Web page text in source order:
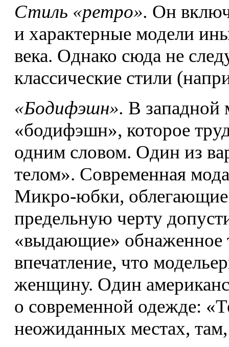
Стиль «ретро». Он
и характерные модели
века. Однако сюда не
классические стили
«Бодифэшн». В западной
«бодифэшн», которое
одним словом. Один из
телом». Современная
Микро-юбки, облегающие
предельную черту
«выдающие» обнаженное
впечатление, что
женщину. Один
о современной одежде:
неожиданных местах,